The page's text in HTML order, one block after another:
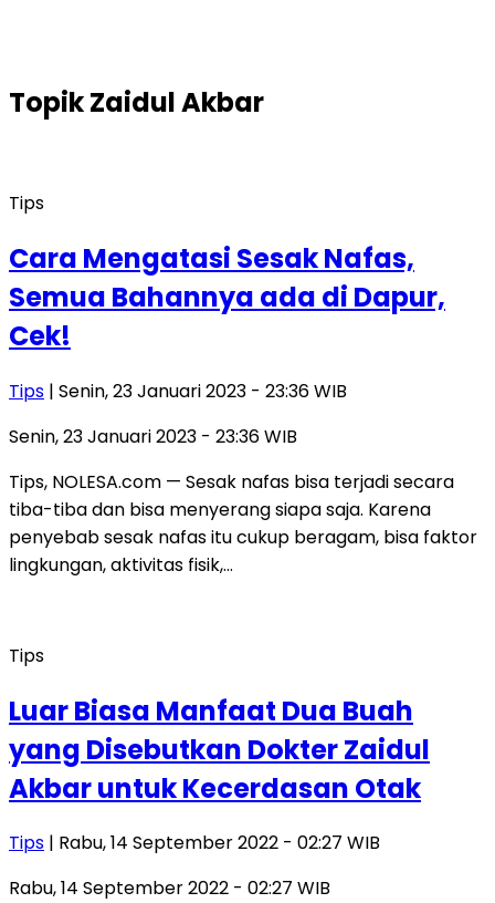
TopikZaidul Akbar
Tips
Cara Mengatasi Sesak Nafas,
Semua Bahannya ada di Dapur,
Cek!
Tips | Senin, 23 Januari 2023 - 23:36 WIB
Senin, 23 Januari 2023 - 23:36 WIB
Tips, NOLESA.com — Sesak nafas bisa terjadi secara
tiba-tiba dan bisa menyerang siapa saja. Karena
penyebab sesak nafas itu cukup beragam, bisa faktor
lingkungan, aktivitas fisik,…
Tips
Luar Biasa Manfaat Dua Buah
yang Disebutkan Dokter Zaidul
Akbar untuk Kecerdasan Otak
Tips | Rabu, 14 September 2022 - 02:27 WIB
Rabu, 14 September 2022 - 02:27 WIB